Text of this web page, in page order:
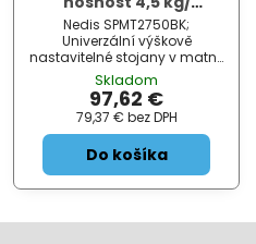
výškově nastavitelný /
ABS/ ocel/ černý
Nedis SPMT2750BK;
Univerzální výškově
nastavitelné stojany v matně
černém provedení se
dokonale hodí pro většinu
satelitních a malých
regálových reproduktorů.
Robustní základna s
ocelovými hroty na kober...
Skladom
97,62 €
79,37 € bez DPH
Do košíka